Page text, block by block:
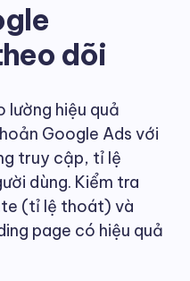
dõi
lường hiệu quả
Google Ads với
truy cập, tỉ lệ
dùng. Kiểm tra
(tỉ lệ thoát) và
page có hiệu quả